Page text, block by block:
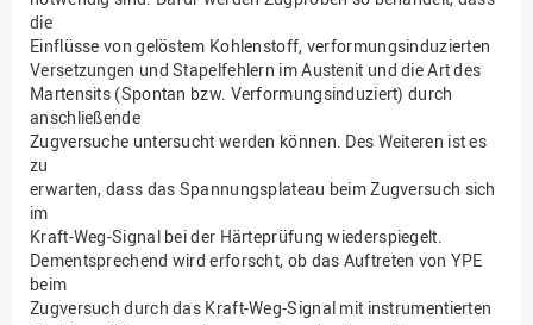
die
Einflüsse von gelöstem Kohlenstoff, verformungsinduzierten
Versetzungen und Stapelfehlern im Austenit und die Art des
Martensits (Spontan bzw. Verformungsinduziert) durch
anschließende
Zugversuche untersucht werden können. Des Weiteren ist es
zu
erwarten, dass das Spannungsplateau beim Zugversuch sich
im
Kraft-Weg-Signal bei der Härteprüfung wiederspiegelt.
Dementsprechend wird erforscht, ob das Auftreten von YPE
beim
Zugversuch durch das Kraft-Weg-Signal mit instrumentierten